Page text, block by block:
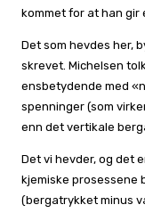
kommet for at han gir
Det som hevdes her,
skrevet. Michelsen
ensbetydende med
spenninger (som
enn det vertikale
Det vi hevder, og det
kjemiske prosessene
(bergatrykket minus